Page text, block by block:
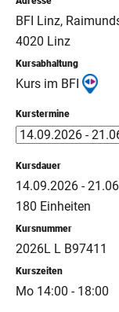
BFI Linz,
4020 Linz
Kursabhaltung
Kurs im BFI
Kurstermine
Kursdauer
14.09.2026 -
180 Einheiten
Kursnummer
2026L L B97411
Kurszeiten
Mo 14:00 - 18:00